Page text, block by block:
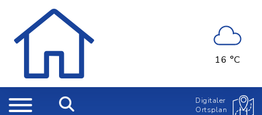
16 °C
Digitaler
Ortsplan